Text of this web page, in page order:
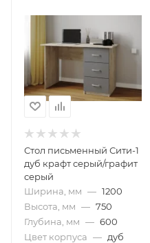
Стол письменный Сити-1
дуб крафт серый/графит
серый
Ширина, мм — 1200
Высота, мм — 750
Глубина, мм — 600
Цвет корпуса — дуб